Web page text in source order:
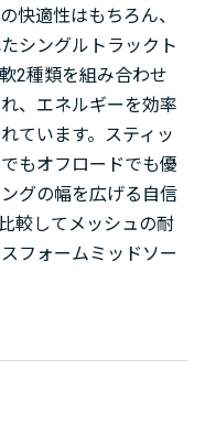
快適性はもちろん、
シングルトラックト
2種類を組み合わせ
、エネルギーを効率
ています。スティッ
もオフロードでも優
グの幅を広げる自信
較してメッシュの耐
フォームミッドソー